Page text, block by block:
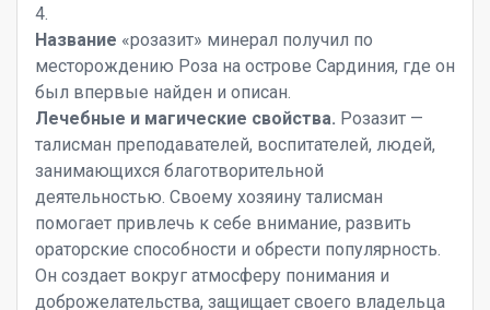
4.
Название «розазит» минерал получил по
месторождению Роза на острове Сардиния, где он
был впервые найден и описан.
Лечебные и магические свойства. Розазит —
талисман преподавателей, воспитателей, людей,
занимающихся благотворительной
деятельностью. Своему хозяину талисман
помогает привлечь к себе внимание, развить
ораторские способности и обрести популярность.
Он создает вокруг атмосферу понимания и
доброжелательства, защищает своего владельца